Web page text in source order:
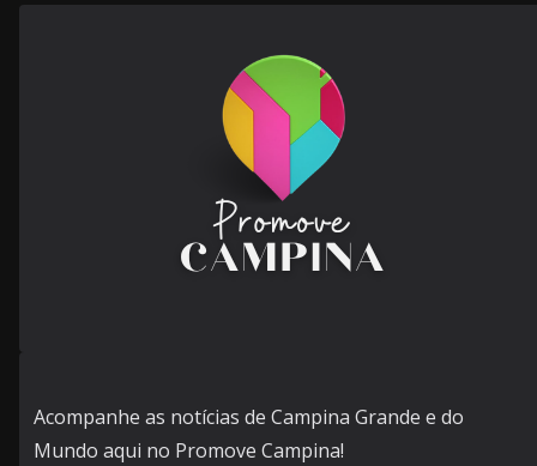
Acompanhe as notícias de Campina Grande e do
Mundo aqui no Promove Campina!